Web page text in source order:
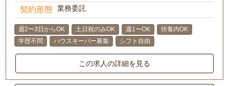
契約形態 業務委託
週2〜3日からOK 土日祝のみOK 週1〜OK
扶養内OK
学歴不問
ハウスキーパー募集 シフト自由
この求人の詳細を見る